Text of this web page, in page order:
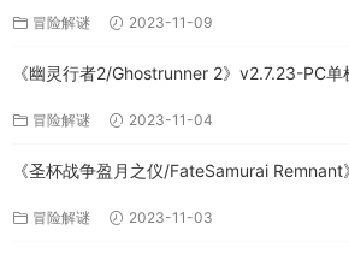
冒险解谜 2023-11-09
《幽灵行者2/Ghostrunner 2》v2.7.23-PC
冒险解谜 2023-11-04
《圣杯战争盈月之仪/FateSamurai
冒险解谜 2023-11-03